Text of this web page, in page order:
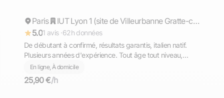
Répond rapidement
Paris
IUT Lyon 1 (site de Villeurbanne Gratte-ciel)
5.01 avis ·62h données
De débutant à confirmé, résultats garantis, italien natif.
Plusieurs années d'expérience. Tout âge tout niveau,
diplômé du Bac avec Option Internationale Italien,
l'équivalent de la Maturità (bac italien)
En ligne, À domicile
25,90 €/h